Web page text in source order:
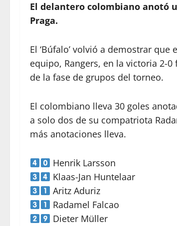
El delantero colombiano anotó
Praga.
El ‘Búfalo’ volvió a demostrar
equipo, Rangers, en la victoria 2-
de la fase de grupos del torneo.
El colombiano lleva 30 goles
a solo dos de su compatriota
más anotaciones lleva.
Henrik Larsson
Klaas-Jan Huntelaar
Aritz Aduriz
Radamel Falcao
Dieter Müller